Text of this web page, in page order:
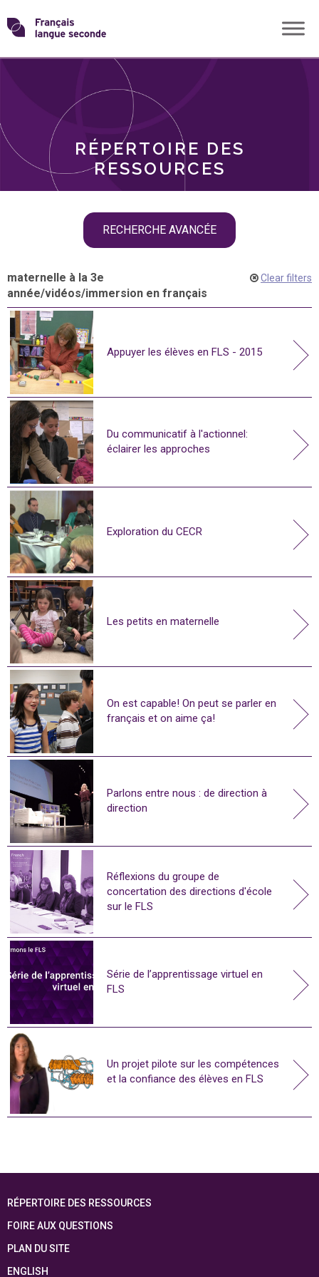
Skip
toTransformons
langue
RÉPERTOIRE DES
RESSOURCES
RECHERCHE AVANCÉE
THÈMES
maternelle à la 3e
année/vidéos/immersion en français
Clear filters
Appuyer les élèves en FLS - 2015
Du communicatif à l'actionnel:
éclairer les approches
Exploration du CECR
Les petits en maternelle
On est capable! On peut se parler en
français et on aime ça!
Parlons entre nous : de direction à
direction
Réflexions du groupe de
concertation des directions d'école
sur le FLS
Série de l’apprentissage virtuel en
FLS
Un projet pilote sur les compétences
et la confiance des élèves en FLS
RÉPERTOIRE DES RESSOURCES
FOIRE AUX QUESTIONS
PLAN DU SITE
ENGLISH